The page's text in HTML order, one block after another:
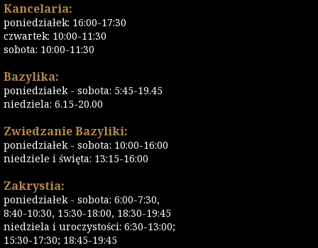
Kancelaria:
poniedziałek: 16:00-17:30
czwartek: 10:00-11:30
sobota: 10:00-11:30
Bazylika:
poniedziałek - sobota: 5:45-19.45
niedziela: 6.15-20.00
Zwiedzanie Bazyliki:
poniedziałek - sobota: 10:00-16:00
niedziele i święta: 13:15-16:00
Zakrystia:
poniedziałek - sobota: 6:00-7:30,
8:40-10:30, 15:30-18:00, 18:30-19:45
niedziela i uroczystości: 6:30-13:00;
15:30-17:30; 18:45-19:45